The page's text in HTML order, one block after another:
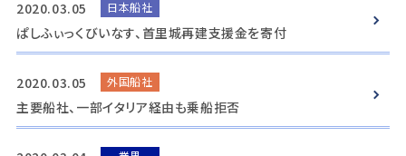
2020.03.05 日本船社
ぱしふぃっくびいなす、首里城再建支援金を寄付
2020.03.05 外国船社
主要船社、一部イタリア経由も乗船拒否